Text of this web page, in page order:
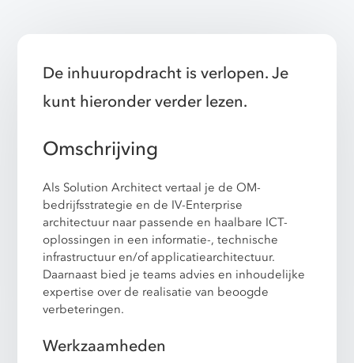
De inhuuropdracht is verlopen. Je
kunt hieronder verder lezen.
Omschrijving
Als Solution Architect vertaal je de OM-
bedrijfsstrategie en de IV-Enterprise
architectuur naar passende en haalbare ICT-
oplossingen in een informatie-, technische
infrastructuur en/of applicatiearchitectuur.
Daarnaast bied je teams advies en inhoudelijke
expertise over de realisatie van beoogde
verbeteringen.
Werkzaamheden